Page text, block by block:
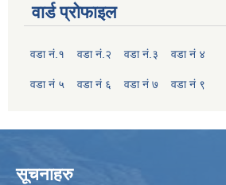
वार्ड प्रोफाइल
वडा नं.१ वडा नं.२ वडा नं.३ वडा नं ४
वडा नं ५ वडा नं ६ वडा नं ७ वडा नं ९
सूचनाहरु